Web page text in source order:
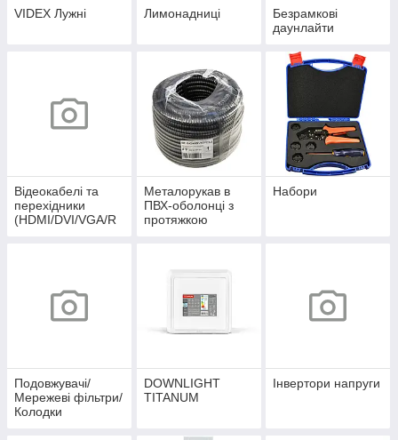
VIDEX Лужні Лимонадниці
Безрамкові
даунлайти
Відеокабелі та
перехідники
(HDMI/DVI/VGA/R
Металорукав в
ПВХ-оболонці з
протяжкою
Набори
Подовжувачі/
Мережеві фільтри/
Колодки
DOWNLIGHT
TITANUM
Інвертори напруги